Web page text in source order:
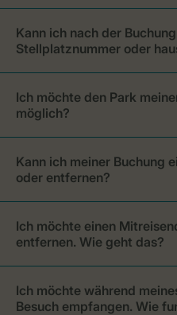
Kann ich nach der
Stellplatznummer oder
Ich möchte den Park
möglich?
Kann ich meiner Buchung
oder entfernen?
Ich möchte einen
entfernen. Wie geht das?
Ich möchte während
Besuch empfangen. Wie